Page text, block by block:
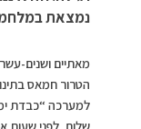
נמצאת
מאתיים ושנים-
הטרור חמאס
למערכה “כבדת